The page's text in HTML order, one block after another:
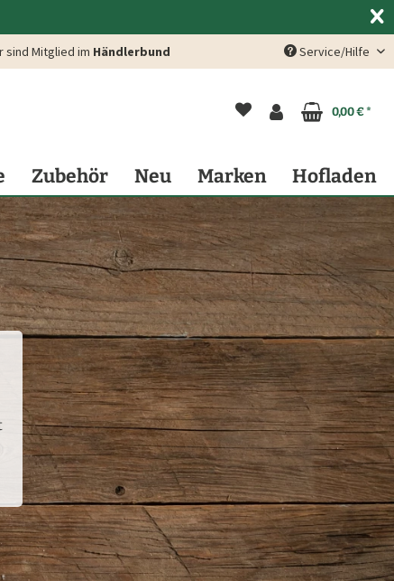
sind Mitglied im Händlerbund Service/Hilfe
0,00 € *
Zubehör Neu Marken Hofladen